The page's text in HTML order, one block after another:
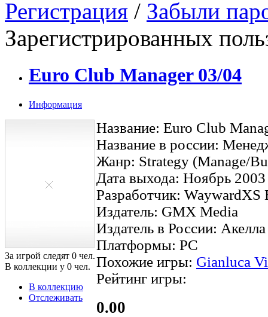
Регистрация / Забыли
Зарегистрированных
Euro Club Manager 03/04
Информация
За игрой следят 0 чел.
В коллекции у 0 чел.
В коллекцию
Отслеживать
Название: Euro Club
Название в россии:
Жанр: Strategy (Manage/
Дата выхода: Ноябрь 2003
Разработчик: WaywardXS
Издатель: GMX Media
Издатель в России: Акелла
Платформы: PC
Похожие игры: Gianluca
Рейтинг игры:
0.00